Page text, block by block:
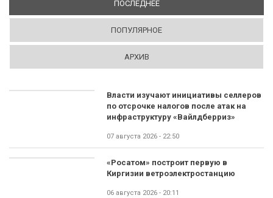
ПОСЛЕДНЕЕ(АКТИВНАЯ ВКЛАДКА)
ПОПУЛЯРНОЕ
АРХИВ
Власти изучают инициативы селлеров
по отсрочке налогов после атак на
инфраструктуру «Вайлдберриз»
07 августа 2026 - 22:50
«Росатом» построит первую в
Киргизии ветроэлектростанцию
06 августа 2026 - 20:11